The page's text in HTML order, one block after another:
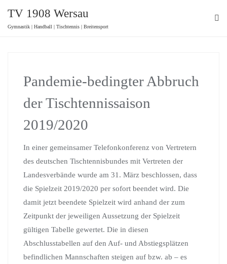
TV 1908 Wersau
Gymnastik | Handball | Tischtennis | Breitensport
Pandemie-bedingter Abbruch
der Tischtennissaison
2019/2020
In einer gemeinsamer Telefonkonferenz von Vertretern
des deutschen Tischtennisbundes mit Vertreten der
Landesverbände wurde am 31. März beschlossen, dass
die Spielzeit 2019/2020 per sofort beendet wird. Die
damit jetzt beendete Spielzeit wird anhand der zum
Zeitpunkt der jeweiligen Aussetzung der Spielzeit
gültigen Tabelle gewertet. Die in diesen
Abschlusstabellen auf den Auf- und Abstiegsplätzen
befindlichen Mannschaften steigen auf bzw. ab – es